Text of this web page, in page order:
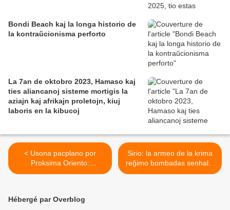
Bondi Beach kaj la longa historio de
la kontraŭcionisma perforto
La 7an de oktobro 2023, Hamaso kaj
ties aliancanoj sisteme mortigis la
aziajn kaj afrikajn proletojn, kiuj
laboris en la kibucoj
< Usona pacplano por
Proksima Oriento:
«skandala plano, kiu
Sirio: la armeo de la krima
reĝimo bombadas senhalte
kaj antaŭeniras al Idleb >
Hébergé par Overblog